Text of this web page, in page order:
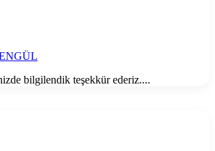
bilgilendik teşekkür ederiz....